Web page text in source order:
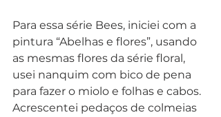
Para essa série Bees, iniciei com a
pintura “Abelhas e flores”, usando
as mesmas flores da série floral,
usei nanquim com bico de pena
para fazer o miolo e folhas e cabos.
Acrescentei pedaços de colmeias